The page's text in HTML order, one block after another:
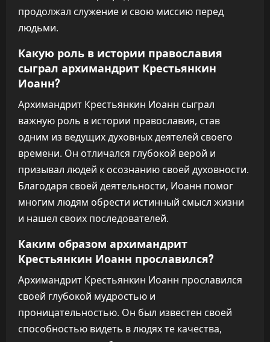
продолжал служение и свою миссию перед
людьми.
Какую роль в истории православия
сыграл архимандрит Крестьянкин
Иоанн?
Архимандрит Крестьянкин Иоанн сыграл
важную роль в истории православия, став
одним из ведущих духовных деятелей своего
времени. Он отличался глубокой верой и
призывал людей к осознанию своей духовности.
Благодаря своей деятельности, Иоанн помог
многим людям обрести истинный смысл жизни
и нашел своих последователей.
Каким образом архимандрит
Крестьянкин Иоанн прославился?
Архимандрит Крестьянкин Иоанн прославился
своей глубокой мудростью и
проницательностью. Он был известен своей
способностью видеть в людях те качества,